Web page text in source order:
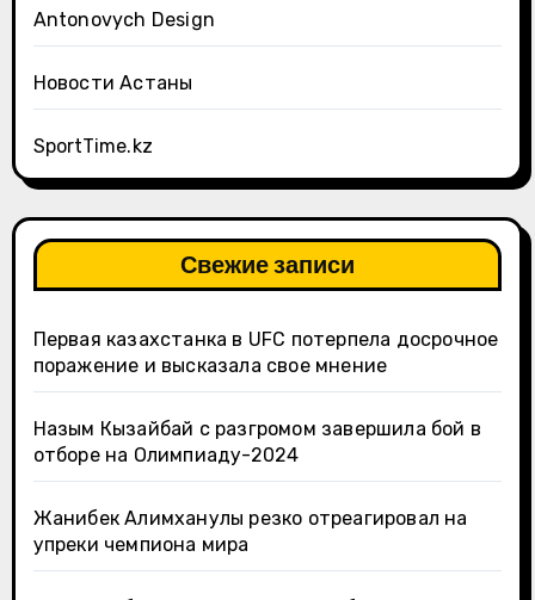
Antonovych Design
Новости Астаны
SportTime.kz
Свежие записи
Первая казахстанка в UFC потерпела досрочное
поражение и высказала свое мнение
Назым Кызайбай с разгромом завершила бой в
отборе на Олимпиаду-2024
Жанибек Алимханулы резко отреагировал на
упреки чемпиона мира